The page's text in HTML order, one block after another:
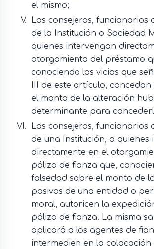
el mismo;
Los consejeros, funcionarios
de la Institución o Sociedad
quienes intervengan
otorgamiento del préstamo
conociendo los vicios que
III de este artículo, concedan
el monto de la alteración
determinante para
Los consejeros, funcionarios
de una Institución, o quienes
directamente en el
póliza de fianza que,
falsedad sobre el monto de
pasivos de una entidad o
moral, autoricen la
póliza de fianza. La misma
aplicará a los agentes de
intermedien en la colocación